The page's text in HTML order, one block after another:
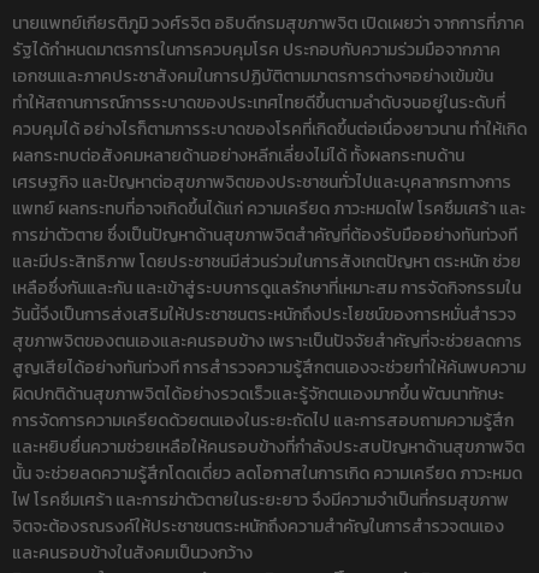
นายแพทย์เกียรติภูมิ วงศ์รจิต อธิบดีกรมสุขภาพจิต เปิดเผยว่า จากการที่ภาค
รัฐได้กำหนดมาตรการในการควบคุมโรค ประกอบกับความร่วมมือจากภาค
เอกชนและภาคประชาสังคมในการปฏิบัติตามมาตรการต่างๆอย่างเข้มข้น
ทำให้สถานการณ์การระบาดของประเทศไทยดีขึ้นตามลำดับจนอยู่ในระดับที่
ควบคุมได้ อย่างไรก็ตามการระบาดของโรคที่เกิดขึ้นต่อเนื่องยาวนาน ทำให้เกิด
ผลกระทบต่อสังคมหลายด้านอย่างหลีกเลี่ยงไม่ได้ ทั้งผลกระทบด้าน
เศรษฐกิจ และปัญหาต่อสุขภาพจิตของประชาชนทั่วไปและบุคลากรทางการ
แพทย์ ผลกระทบที่อาจเกิดขึ้นได้แก่ ความเครียด ภาวะหมดไฟ โรคซึมเศร้า และ
การฆ่าตัวตาย ซึ่งเป็นปัญหาด้านสุขภาพจิตสำคัญที่ต้องรับมืออย่างทันท่วงที
และมีประสิทธิภาพ โดยประชาชนมีส่วนร่วมในการสังเกตปัญหา ตระหนัก ช่วย
เหลือซึ่งกันและกัน และเข้าสู่ระบบการดูแลรักษาที่เหมาะสม การจัดกิจกรรมใน
วันนี้จึงเป็นการส่งเสริมให้ประชาชนตระหนักถึงประโยชน์ของการหมั่นสำรวจ
สุขภาพจิตของตนเองและคนรอบข้าง เพราะเป็นปัจจัยสำคัญที่จะช่วยลดการ
สูญเสียได้อย่างทันท่วงที การสำรวจความรู้สึกตนเองจะช่วยทำให้ค้นพบความ
ผิดปกติด้านสุขภาพจิตได้อย่างรวดเร็วและรู้จักตนเองมากขึ้น พัฒนาทักษะ
การจัดการความเครียดด้วยตนเองในระยะถัดไป และการสอบถามความรู้สึก
และหยิบยื่นความช่วยเหลือให้คนรอบข้างที่กำลังประสบปัญหาด้านสุขภาพจิต
นั้น จะช่วยลดความรู้สึกโดดเดี่ยว ลดโอกาสในการเกิด ความเครียด ภาวะหมด
ไฟ โรคซึมเศร้า และการฆ่าตัวตายในระยะยาว จึงมีความจำเป็นที่กรมสุขภาพ
จิตจะต้องรณรงค์ให้ประชาชนตระหนักถึงความสำคัญในการสำรวจตนเอง
และคนรอบข้างในสังคมเป็นวงกว้าง